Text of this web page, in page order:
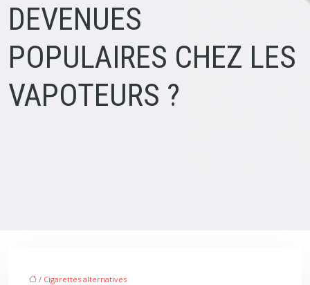
DEVENUES
POPULAIRES CHEZ LES
VAPOTEURS ?
/ Cigarettes alternatives